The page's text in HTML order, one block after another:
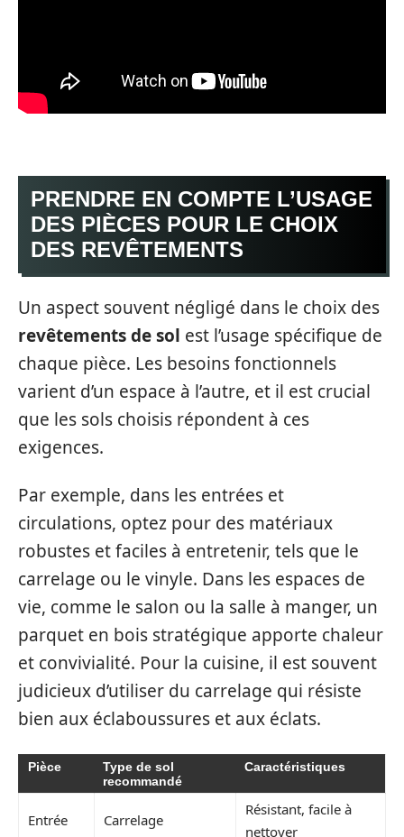
PRENDRE EN COMPTE L’USAGE
DES PIÈCES POUR LE CHOIX
DES REVÊTEMENTS
Un aspect souvent négligé dans le choix des
revêtements de sol est l’usage spécifique de
chaque pièce. Les besoins fonctionnels
varient d’un espace à l’autre, et il est crucial
que les sols choisis répondent à ces
exigences.
Par exemple, dans les entrées et
circulations, optez pour des matériaux
robustes et faciles à entretenir, tels que le
carrelage ou le vinyle. Dans les espaces de
vie, comme le salon ou la salle à manger, un
parquet en bois stratégique apporte chaleur
et convivialité. Pour la cuisine, il est souvent
judicieux d’utiliser du carrelage qui résiste
bien aux éclaboussures et aux éclats.
Pièce
Type de sol
recommandé
Caractéristiques
Entrée Carrelage
Résistant, facile à
nettoyer